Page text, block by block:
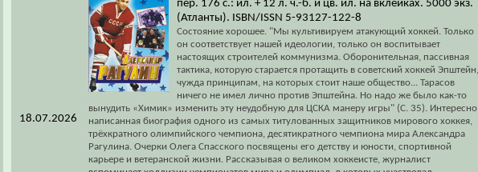
18.07.2026
пер. 176 с.: ил. + 12 л. ч.-б. и цв. ил. на вклейках. 5000 экз.
(Атланты). ISBN/ISSN 5-93127-122-8
Состояние хорошее. "Мы культивируем атакующий хоккей. Только
он соответствует нашей идеологии, только он воспитывает
настоящих строителей коммунизма. Оборонительная, пассивная
тактика, которую старается протащить в советский хоккей Эпштейн,
чужда принципам, на которых стоит наше общество... Тарасов
ничего не имел лично против Эпштейна. Но надо же было как-то
вынудить «Химик» изменить эту неудобную для ЦСКА манеру игры" (С. 35). Интересно
написанная биография одного из самых титулованных защитников мирового хоккея,
трёхкратного олимпийского чемпиона, десятикратного чемпиона мира Александра
Рагулина. Очерки Олега Спасского посвящены его детству и юности, спортивной
карьере и ветеранской жизни. Рассказывая о великом хоккеисте, журналист